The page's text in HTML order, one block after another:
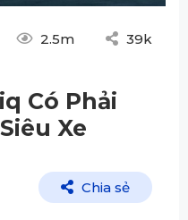
2.5m 39k
Có Phải
Xe
Chia sẻ